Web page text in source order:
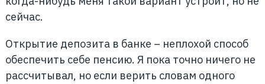
сейчас.
Открытие депозита в банке – неплохой способ
обеспечить себе пенсию. Я пока точно ничего не
рассчитывал, но если верить словам одного